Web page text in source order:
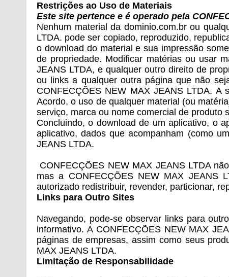
Restrições ao Uso de Materiais
Este site pertence e é operado pela
Nenhum material da dominio.com.br ou
LTDA. pode ser copiado, reproduzido,
o download do material e sua impressão
de propriedade. Modificar matérias ou usar
JEANS LTDA, e qualquer outro direito de
ou links a qualquer outra página que não
CONFECÇÕES NEW MAX JEANS LTDA.
Acordo, o uso de qualquer material (ou
serviço, marca ou nome comercial de produto
Concluindo, o download de um aplicativo, o
aplicativo, dados que acompanham (como
JEANS LTDA.
CONFECÇÕES NEW MAX JEANS LTDA
mas a CONFECÇÕES NEW MAX JEANS
autorizado redistribuir, revender, particionar,
Links para Outro Sites
Navegando, pode-se observar links para
informativo. A CONFECÇÕES NEW MAX
páginas de empresas, assim como seus
MAX JEANS LTDA.
Limitação de Responsabilidade